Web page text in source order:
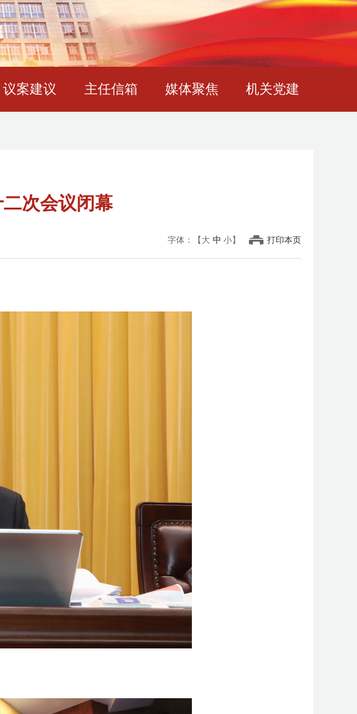
议案建议 主任信箱 媒体聚焦 机关党建
次会议闭幕
字体：【大 中 小】 打印本页